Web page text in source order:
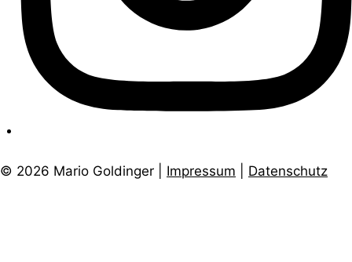
© 2026 Mario Goldinger | Impressum Datenschutz